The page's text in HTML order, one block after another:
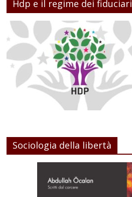
Hdp e il regime dei fiduciari
Sociologia della libertà